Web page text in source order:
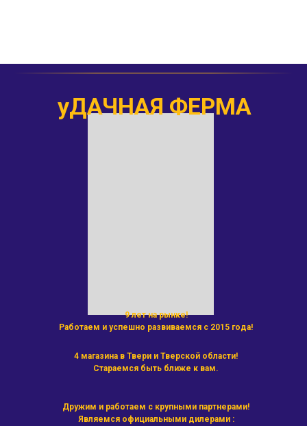
уДАЧНАЯ ФЕРМА
9 лет на рынке!
Работаем и успешно развиваемся с 2015 года!
4 магазина в Твери и Тверской области!
Стараемся быть ближе к вам.
Дружим и работаем с крупными партнерами!
Являемся официальными дилерами :